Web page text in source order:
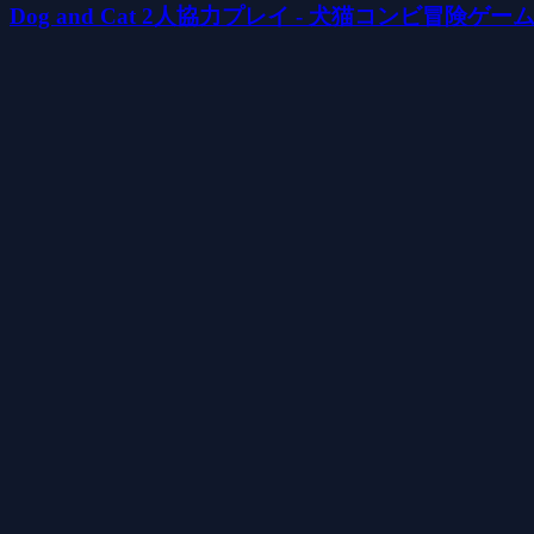
Dog and Cat 2人協力プレイ - 犬猫コンビ冒険ゲーム